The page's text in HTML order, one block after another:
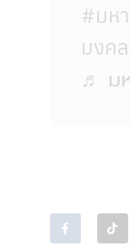
#มห
มงค
♬ ม